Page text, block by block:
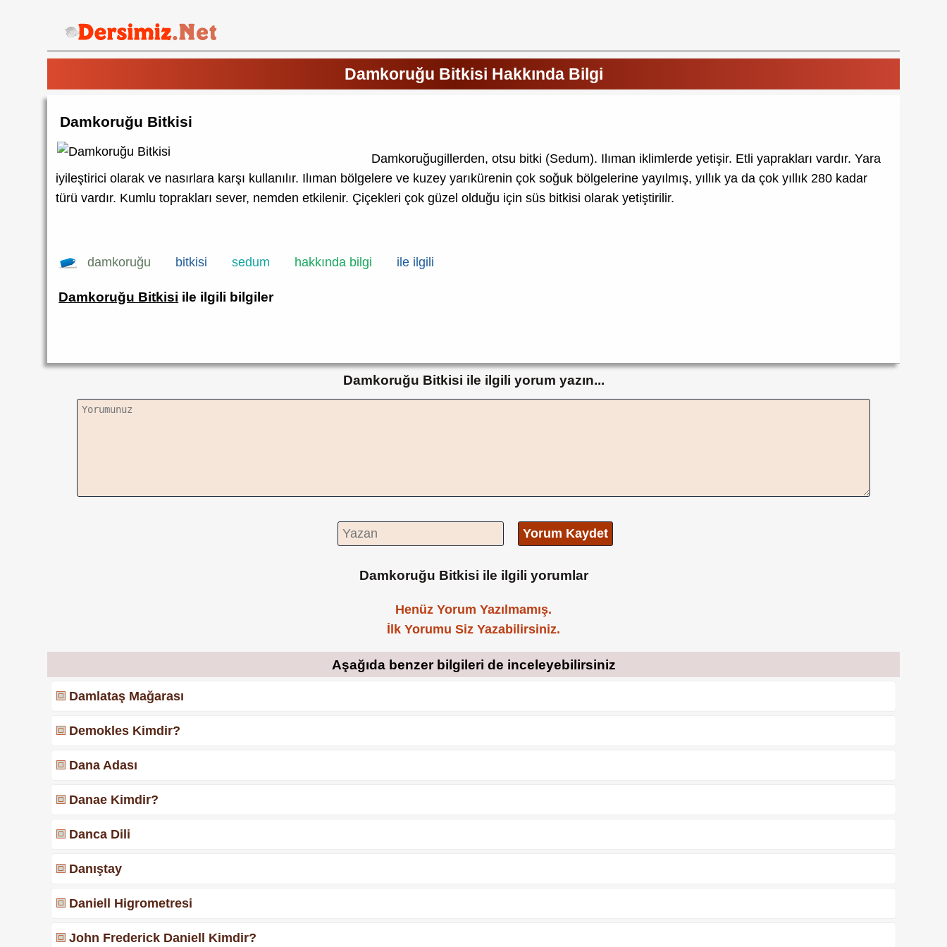
Damkoruğu Bitkisi Hakkında Bilgi
Damkoruğu Bitkisi
Damkoruğugillerden, otsu bitki (Sedum). Ilıman iklimlerde yetişir. Etli yaprakları vardır. Yara
iyileştirici olarak ve nasırlara karşı kullanılır. Ilıman bölgelere ve kuzey yarıkürenin çok soğuk bölgelerine yayılmış, yıllık ya da çok yıllık 280 kadar
türü vardır. Kumlu toprakları sever, nemden etkilenir. Çiçekleri çok güzel olduğu için süs bitkisi olarak yetiştirilir.
damkoruğu bitkisi sedum hakkında bilgi ile ilgili
Damkoruğu Bitkisi ile ilgili bilgiler
Damkoruğu Bitkisi ile ilgili yorum yazın...
Yorum Kaydet
Damkoruğu Bitkisi ile ilgili yorumlar
Henüz Yorum Yazılmamış.
İlk Yorumu Siz Yazabilirsiniz.
Aşağıda benzer bilgileri de inceleyebilirsiniz
Damlataş Mağarası
Demokles Kimdir?
Dana Adası
Danae Kimdir?
Danca Dili
Danıştay
Daniell Higrometresi
John Frederick Daniell Kimdir?